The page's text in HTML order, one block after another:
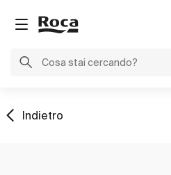
Indietro